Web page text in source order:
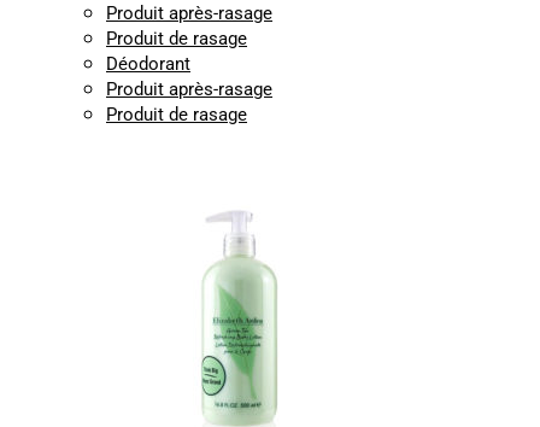
Produit après-rasage
Produit de rasage
Déodorant
Produit après-rasage
Produit de rasage